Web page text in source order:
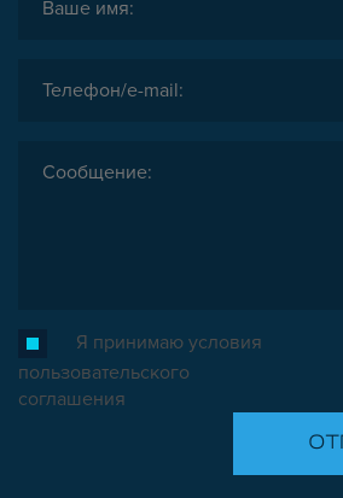
Я принимаю условия
пользовательского
соглашения